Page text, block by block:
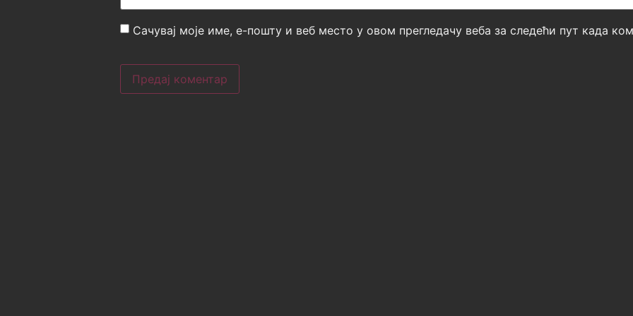
Сачувај моје име, е-пошту и веб место у овом прегледачу веба за следећи пут када